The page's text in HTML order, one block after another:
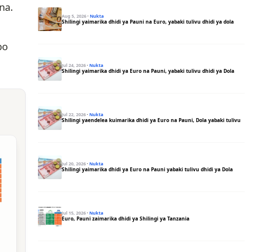
Aug 5, 2026·Nukta
Shilingi yaimarika dhidi ya Pauni na Euro, yabaki tulivu dhidi ya dola
Jul 24, 2026·Nukta
Shilingi yaimarika dhidi ya Euro na Pauni, yabaki tulivu dhidi ya Dola
Jul 22, 2026·Nukta
Shilingi yaendelea kuimarika dhidi ya Euro na Pauni, Dola yabaki tulivu
Jul 20, 2026·Nukta
Shilingi yaimarika dhidi ya Euro na Pauni yabaki tulivu dhidi ya Dola
Jul 15, 2026·Nukta
Euro, Pauni zaimarika dhidi ya Shilingi ya Tanzania